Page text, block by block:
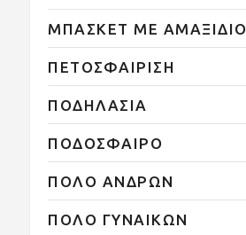
ΜΠΑΣΚΕΤ ΜΕ ΑΜΑΞΙΔΙΟ
ΠΕΤΟΣΦΑΙΡΙΣΗ
ΠΟΔΗΛΑΣΙΑ
ΠΟΔΟΣΦΑΙΡΟ
ΠΟΛΟ ΑΝΔΡΩΝ
ΠΟΛΟ ΓΥΝΑΙΚΩΝ